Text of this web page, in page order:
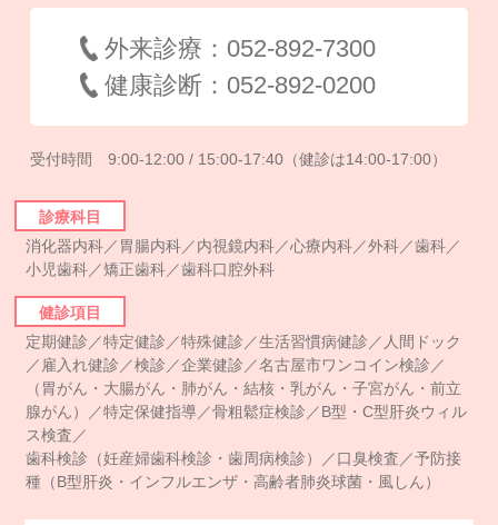
外来診療：052-892-7300
健康診断：052-892-0200
受付時間 9:00-12:00 / 15:00-17:40（健診は14:00-17:00）
診療科目
消化器内科／胃腸内科／内視鏡内科／心療内科／外科／歯科／
小児歯科／矯正歯科／歯科口腔外科
健診項目
定期健診／特定健診／特殊健診／生活習慣病健診／人間ドック
／雇入れ健診／検診／企業健診／名古屋市ワンコイン検診／
（胃がん・大腸がん・肺がん・結核・乳がん・子宮がん・前立
腺がん）／特定保健指導／骨粗鬆症検診／B型・C型肝炎ウィル
ス検査／
歯科検診（妊産婦歯科検診・歯周病検診）／口臭検査／予防接
種（B型肝炎・インフルエンザ・高齢者肺炎球菌・風しん）